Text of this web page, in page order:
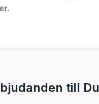
till